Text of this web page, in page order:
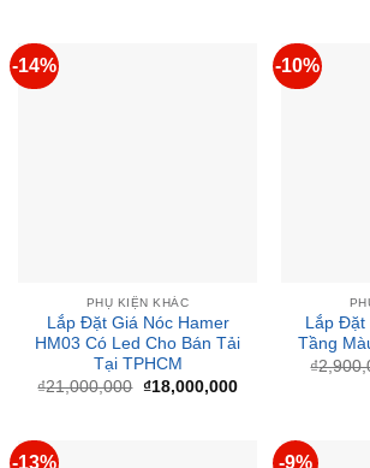
-14%
PHỤ KIỆN KHÁC
Lắp Đặt Giá Nóc Hamer
HM03 Có Led Cho Bán Tải
Tại TPHCM
₫21,000,000 Giá
₫18,000,000Giá
₫18,000,000.
-10%
Lắp Đặt
Tầng
₫
-13% -9%